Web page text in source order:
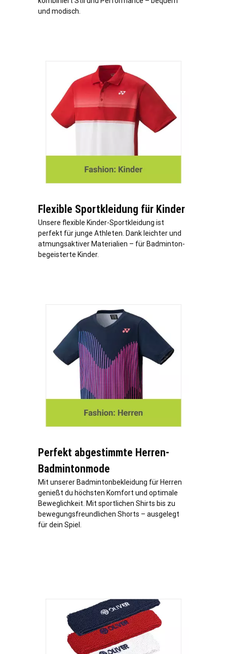
und modisch.
Flexible Sportkleidung für Kinder
Unsere flexible Kinder-Sportkleidung ist
perfekt für junge Athleten. Dank leichter und
atmungsaktiver Materialien – für Badminton-
begeisterte Kinder.
Perfekt abgestimmte Herren-
Badmintonmode
Mit unserer Badmintonbekleidung für Herren
genießt du höchsten Komfort und optimale
Beweglichkeit. Mit sportlichen Shirts bis zu
bewegungsfreundlichen Shorts – ausgelegt
für dein Spiel.